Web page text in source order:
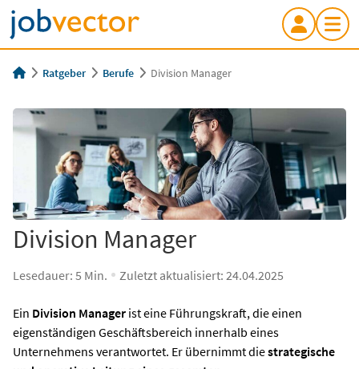
Ratgeber Berufe Division Manager
Division Manager
Lesedauer: 5 Min. Zuletzt aktualisiert: 24.04.2025
Ein Division Manager ist eine Führungskraft, die einen
eigenständigen Geschäftsbereich innerhalb eines
Unternehmens verantwortet. Er übernimmt diestrategische